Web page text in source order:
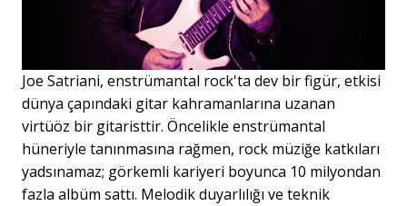
Joe Satriani, enstrümantal rock'ta dev bir figür, etkisi
dünya çapındaki gitar kahramanlarına uzanan
virtüöz bir gitaristtir. Öncelikle enstrümantal
hüneriyle tanınmasına rağmen, rock müziğe katkıları
yadsınamaz; görkemli kariyeri boyunca 10 milyondan
fazla albüm sattı. Melodik duyarlılığı ve teknik